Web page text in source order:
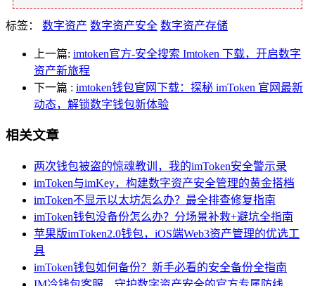
标签： 数字资产 数字资产安全 数字资产存储
上一篇: imtoken官方-安全搜索 Imtoken 下载，开启数字
资产新旅程
下一篇 : imtoken钱包官网下载：探秘 imToken 官网最新
动态，解锁数字钱包新体验
相关文章
两次钱包被盗的惊魂教训，我的imToken安全警示录
imToken与imKey，构建数字资产安全管理的黄金搭档
imToken不显示以太坊怎么办？最全排查修复指南
imToken钱包没备份怎么办？分场景补救+避坑全指南
苹果版imToken2.0钱包，iOS端Web3资产管理的优选工
具
imToken钱包如何备份？新手必看的安全备份全指南